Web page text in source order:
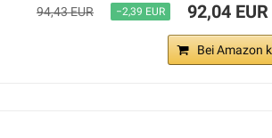
94,43 EUR −2,39 EUR 92,04 EUR
Bei Amazon